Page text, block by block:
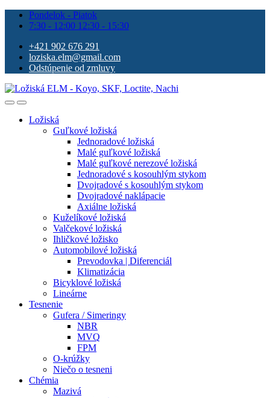
Pondelok - Piatok
7:30 - 12:00 12:30 - 15:30
+421 902 676 291
loziska.elm@gmail.com
Odstúpenie od zmluvy
Ložiská
Guľkové ložiská
Jednoradové ložiská
Malé guľkové ložiská
Malé guľkové nerezové ložiská
Jednoradové s kosouhlým stykom
Dvojradové s kosouhlým stykom
Dvojradové naklápacie
Axiálne ložiská
Kuželíkové ložiská
Valčekové ložiská
Ihličkové ložisko
Automobilové ložiská
Prevodovka | Diferenciál
Klimatizácia
Bicyklové ložiská
Lineárne
Tesnenie
Gufera / Simeringy
NBR
MVQ
FPM
O-krúžky
Niečo o tesneni
Chémia
Mazivá